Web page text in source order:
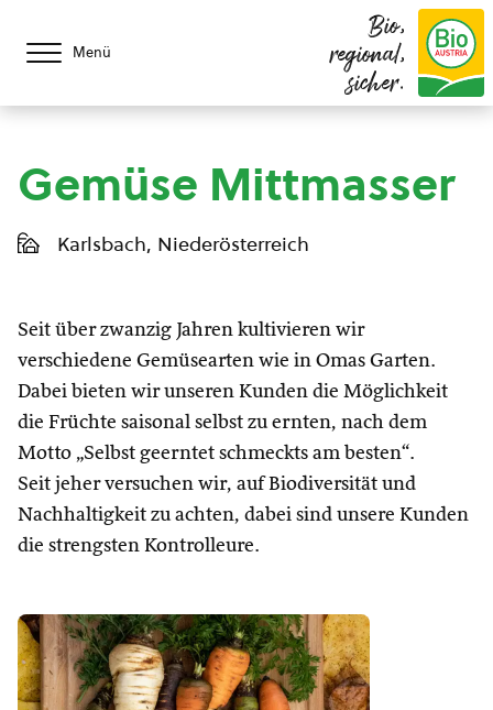
Menü
Bio,
regional,
sicher.
Gemüse Mittmasser
Karlsbach, Niederösterreich
Seit über zwanzig Jahren kultivieren wir
verschiedene Gemüsearten wie in Omas Garten.
Dabei bieten wir unseren Kunden die Möglichkeit
die Früchte saisonal selbst zu ernten, nach dem
Motto „Selbst geerntet schmeckts am besten“.
Seit jeher versuchen wir, auf Biodiversität und
Nachhaltigkeit zu achten, dabei sind unsere Kunden
die strengsten Kontrolleure.